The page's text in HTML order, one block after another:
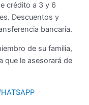
crédito a 3 y 6
Descuentos y
bancaria.
de su familia,
que le asesorará de